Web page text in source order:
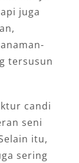
juga
tersusun
candi
seni
itu,
sering